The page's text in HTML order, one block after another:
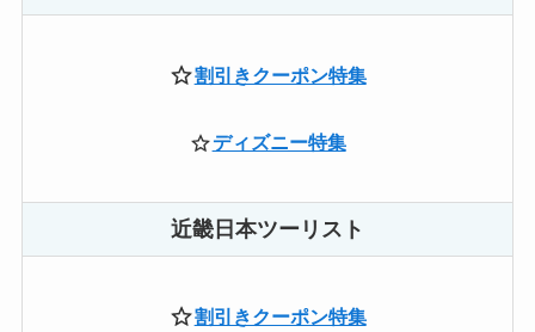
割引きクーポン特集
ディズニー特集
近畿日本ツーリスト
割引きクーポン特集